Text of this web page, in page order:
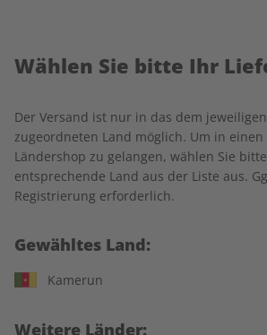
Startseite écoute Produkte
Produkte
20 Artikel
Filter
Wählen Sie bitte Ihr
Der Versand ist nur in das dem
zugeordneten Land möglich. Um in
Ländershop zu gelangen, wählen Sie
entsprechende Land aus der Liste aus.
Registrierung erforderlich.
Gewähltes Land:
Kamerun
Weitere Länder: